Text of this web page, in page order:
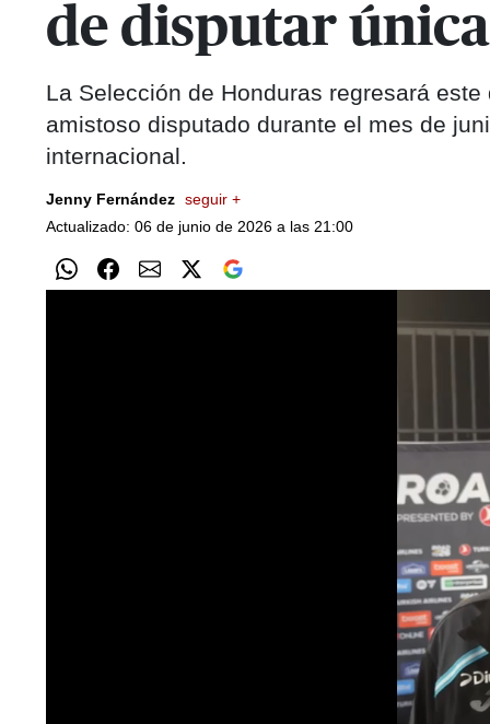
de disputar
La Selección de Honduras regresará
amistoso disputado durante el mes de
internacional.
Jenny Fernández seguir +
Actualizado: 06 de junio de 2026 a las 21:00